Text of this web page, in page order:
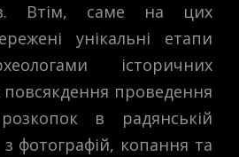
Втім, саме на цих
унікальні етапи
історичних
повсякдення проведення
розкопок в радянській
фотографій, копання та